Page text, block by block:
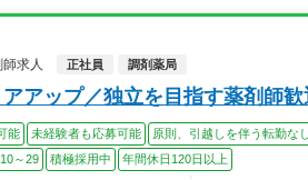
求人
正社員 調剤薬局
アップ／独立を目指す薬剤師歓
能 未経験者も応募可能 原則、引越しを伴う転勤なし
～29 積極採用中 年間休日120日以上